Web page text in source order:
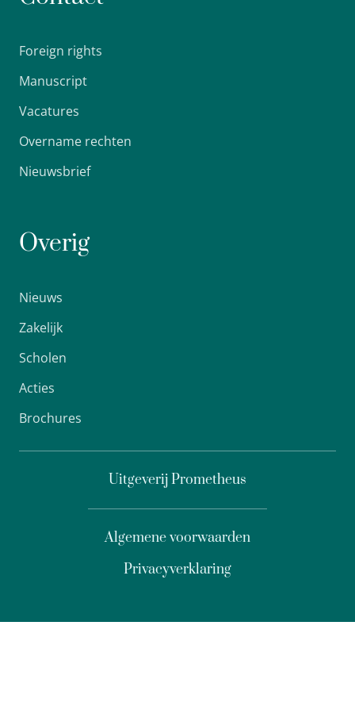
Foreign rights
Manuscript
Vacatures
Overname rechten
Nieuwsbrief
Overig
Nieuws
Zakelijk
Scholen
Acties
Brochures
Uitgeverij Prometheus
Privacyverklaring
Algemene voorwaarden